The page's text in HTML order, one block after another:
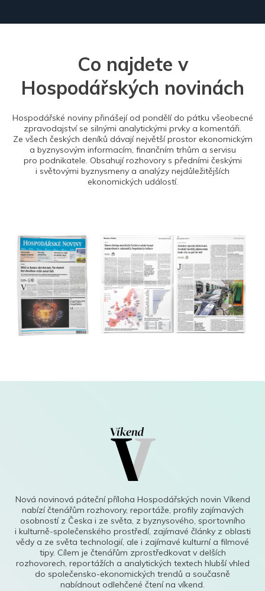
Co najdete v
Hospodářských novinách
Hospodářské noviny přinášejí od pondělí do pátku všeobecné
zpravodajství se silnými analytickými prvky a komentáři.
Ze všech českých deníků dávají největší prostor ekonomickým
a byznysovým informacím, finančním trhům a servisu
pro podnikatele. Obsahují rozhovory s předními českými
i světovými byznysmeny a analýzy nejdůležitějších
ekonomických událostí.
Nová novinová páteční příloha Hospodářských novin Víkend
nabízí čtenářům rozhovory, reportáže, profily zajímavých
osobností z Česka i ze světa, z byznysového, sportovního
i kulturně-společenského prostředí, zajímavé články z oblasti
vědy a ze světa technologií, ale i zajímavé kulturní a filmové
tipy. Cílem je čtenářům zprostředkovat v delších
rozhovorech, reportážích a analytických textech hlubší vhled
do společensko-ekonomických trendů a současně
nabídnout odlehčené čtení na víkend.